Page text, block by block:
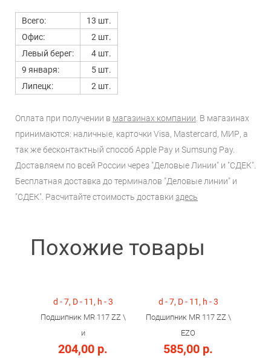
Всего:
13 шт.
Офис:
2 шт.
Левый берег:
4 шт.
9 января:
5 шт.
Липецк:
2 шт.
Оплата при получении в магазинах компании . В магазинах
принимаются: наличные, карточки Visa, Mastercard, МИР, а
так же бесконтактный способ Apple Pay и Sumsung Pay.
Доставляем по всей России через "Деловые Линии" и "СДЕК".
Бесплатная доставка до терминалов "Деловые линии" и
"СДЕК". Расчитайте стоимость доставки здесь
Похожие товары
d - 7, D - 11, h - 3
Подшипник MR 117 ZZ \
и
204,00 р.
d - 7, D - 11, h - 3
Подшипник MR 117 ZZ \
EZO
585,00 р.